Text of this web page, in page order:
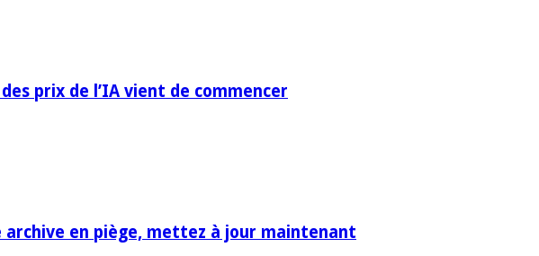
prix de l’IA vient de commencer
en piège, mettez à jour maintenant